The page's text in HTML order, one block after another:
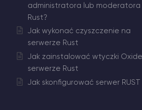
administratora lub moderatora
Rust?
Jak wykonać czyszczenie na
serwerze Rust
Jak zainstalować wtyczki
serwerze Rust
Jak skonfigurować serwer RUST